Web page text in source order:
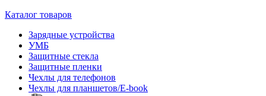
Каталог товаров
Зарядные устройства
УМБ
Защитные стекла
Защитные пленки
Чехлы для телефонов
Чехлы для планшетов/E-book